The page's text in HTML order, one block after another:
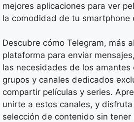
mejores aplicaciones para ver
la comodidad de tu smartphone
Descubre cómo Telegram, más
plataforma para enviar
las necesidades de los
grupos y canales dedicados
compartir películas y series.
unirte a estos canales, y
selección de contenido sin tener